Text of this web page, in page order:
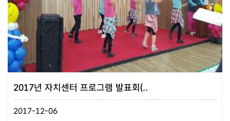
2017년 자치센터 프로그램 발표회(..
2017-12-06